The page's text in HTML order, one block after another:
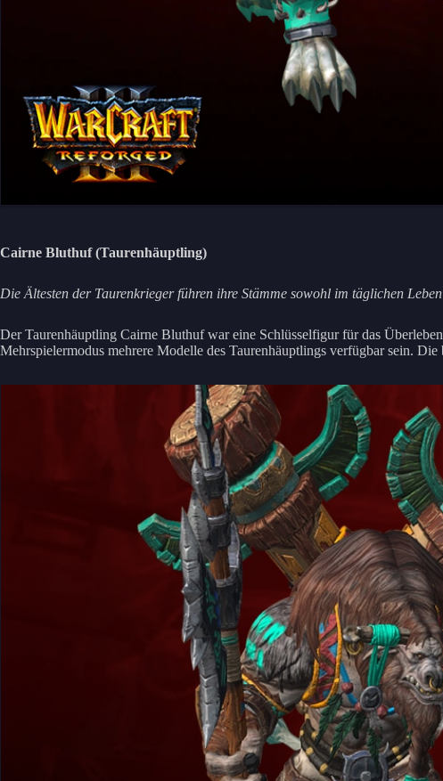
Cairne Bluthuf (Taurenhäuptling)
Die Ältesten der Taurenkrieger führen ihre Stämme sowohl im täglichen
Der Taurenhäuptling Cairne Bluthuf war eine Schlüsselfigur für das
Mehrspielermodus mehrere Modelle des Taurenhäuptlings verfügbar sein.